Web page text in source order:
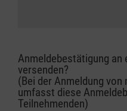
Anmeldebestätigung an
versenden?
(Bei der Anmeldung
umfasst diese
Teilnehmenden)